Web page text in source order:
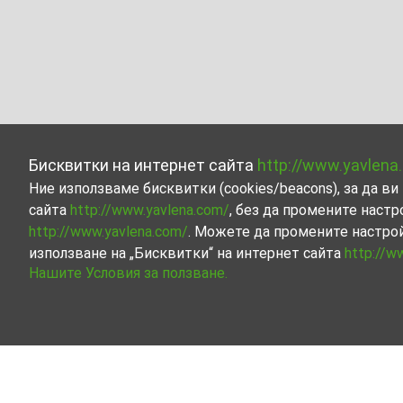
Бисквитки на интернет сайта http://
Ние използваме бисквитки (cookies/beacons), за да
сайта http://www.yavlena.com/, без да промените
http://www.yavlena.com/. Можете да промените
използване на „Бисквитки“ на интернет сайта http://
Нашите Условия за ползване.